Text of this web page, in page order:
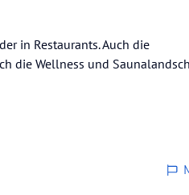
in Restaurants. Auch die
die Wellness und